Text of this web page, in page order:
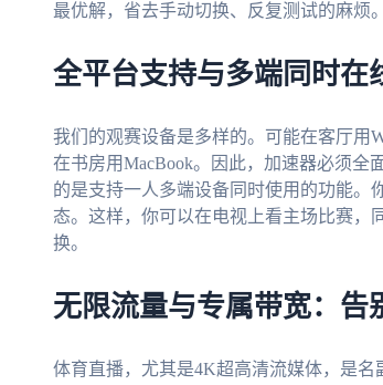
最优解，省去手动切换、反复测试的麻烦。
全平台支持与多端同时在
我们的观赛设备是多样的。可能在客厅用
在书房用MacBook。因此，加速器必须全
的是支持一人多端设备同时使用的功能。
态。这样，你可以在电视上看主场比赛，
换。
无限流量与专属带宽：告
体育直播，尤其是4K超高清流媒体，是